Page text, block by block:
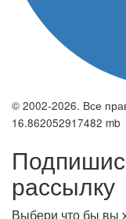
© 2002-2026. Все
16.862052917482 mb
рассылку
Выбери что бы вы